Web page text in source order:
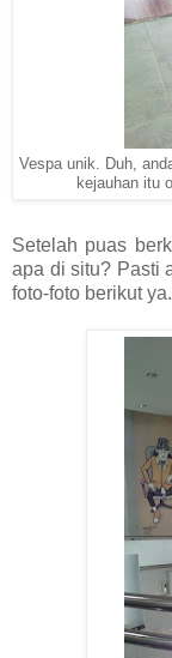
Vespa unik. Duh,
kejauhan itu
Setelah puas
apa di situ? Pasti
foto-foto berikut